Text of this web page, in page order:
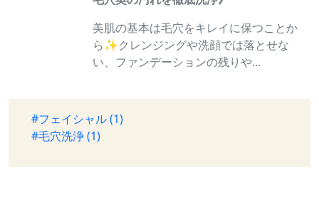
美肌の基本は毛穴をキレイに保つことか
ら✨クレンジングや洗顔では落とせな
い、ファンデーションの残りや...
#フェイシャル (1)
#毛穴洗浄 (1)